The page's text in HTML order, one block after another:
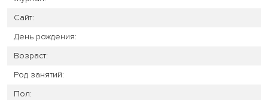
Сайт:
День рождения:
Возраст:
Род занятий:
Пол: